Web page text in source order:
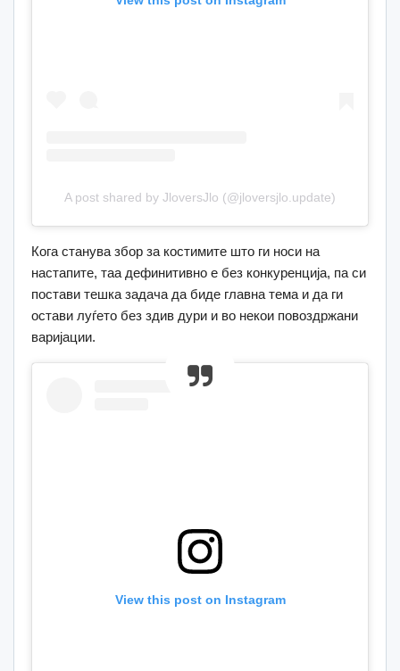
A post shared by JloversJlo (@jloversjlo.update)
Кога станува збор за костимите што ги носи на
настапите, таа дефинитивно е без конкуренција, па си
постави тешка задача да биде главна тема и да ги
остави луѓето без здив дури и во некои повоздржани
варијации.
View this post on Instagram